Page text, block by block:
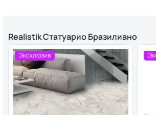
Realistik Статуарио Бразилиано
Эксклюзив